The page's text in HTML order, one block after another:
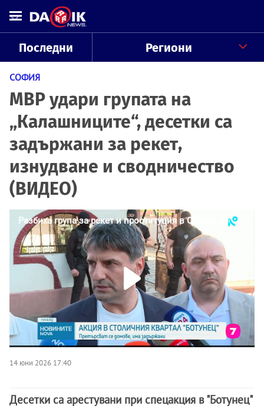
Последни Региони
СОФИЯ
МВР удари групата на
„Калашниците“, десетки са
задържани за рекет,
изнудване и сводничество
(ВИДЕО)
14 юни 2026 17:40
Десетки са арестувани при спецакция в "Ботунец"